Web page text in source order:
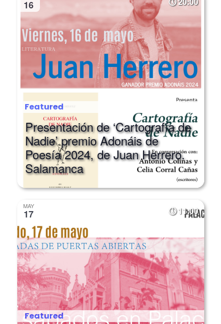
Featured
Presentación de ‘Cartografía de
Nadie’ premio Adonáis de
Poesía 2024, de Juan Herrero.
Salamanca
MAY
Featured